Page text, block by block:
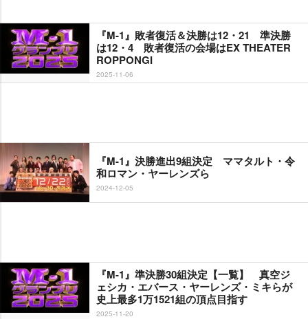
『M-1』敗者復活＆決勝は12・21 準決勝
は12・4 敗者復活の会場はEX THEATER
ROPPONGI
2025-11-06
『M-1』決勝進出9組決定 ママタルト・令
和ロマン・ヤーレンズら
2024-12-05
『M-1』準決勝30組決定【一覧】 真空ジ
ェシカ・エバース・ヤーレンズ・ミキらが
史上最多1万1521組の頂点目指す
2025-11-20